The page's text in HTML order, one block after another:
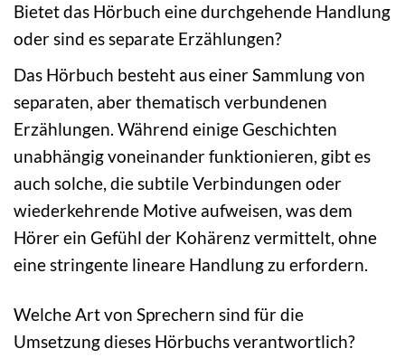
Bietet das Hörbuch eine durchgehende Handlung
oder sind es separate Erzählungen?
Das Hörbuch besteht aus einer Sammlung von
separaten, aber thematisch verbundenen
Erzählungen. Während einige Geschichten
unabhängig voneinander funktionieren, gibt es
auch solche, die subtile Verbindungen oder
wiederkehrende Motive aufweisen, was dem
Hörer ein Gefühl der Kohärenz vermittelt, ohne
eine stringente lineare Handlung zu erfordern.
Welche Art von Sprechern sind für die
Umsetzung dieses Hörbuchs verantwortlich?